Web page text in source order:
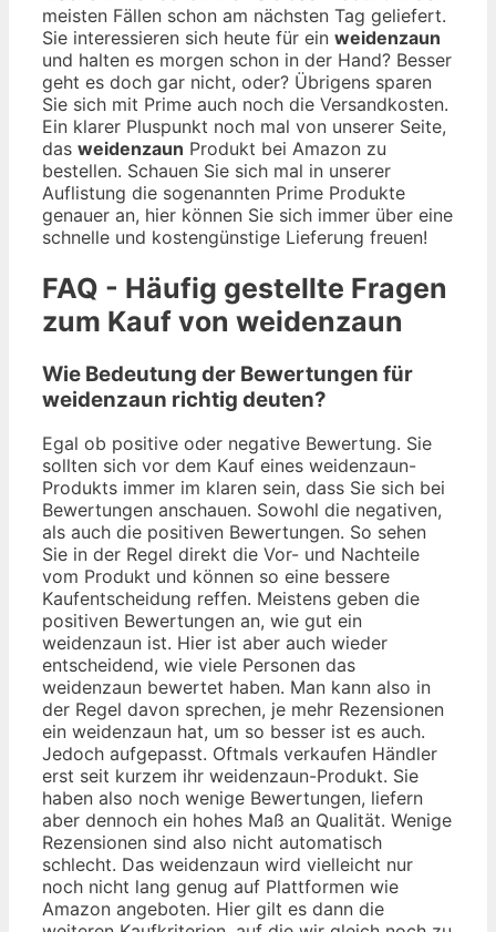
meisten Fällen schon am nächsten Tag geliefert.
Sie interessieren sich heute für ein weidenzaun
und halten es morgen schon in der Hand? Besser
geht es doch gar nicht, oder? Übrigens sparen
Sie sich mit Prime auch noch die Versandkosten.
Ein klarer Pluspunkt noch mal von unserer Seite,
das weidenzaun Produkt bei Amazon zu
bestellen. Schauen Sie sich mal in unserer
Auflistung die sogenannten Prime Produkte
genauer an, hier können Sie sich immer über eine
schnelle und kostengünstige Lieferung freuen!
FAQ - Häufig gestellte Fragen
zum Kauf von weidenzaun
Wie Bedeutung der Bewertungen für
weidenzaun richtig deuten?
Egal ob positive oder negative Bewertung. Sie
sollten sich vor dem Kauf eines weidenzaun-
Produkts immer im klaren sein, dass Sie sich bei
Bewertungen anschauen. Sowohl die negativen,
als auch die positiven Bewertungen. So sehen
Sie in der Regel direkt die Vor- und Nachteile
vom Produkt und können so eine bessere
Kaufentscheidung reffen. Meistens geben die
positiven Bewertungen an, wie gut ein
weidenzaun ist. Hier ist aber auch wieder
entscheidend, wie viele Personen das
weidenzaun bewertet haben. Man kann also in
der Regel davon sprechen, je mehr Rezensionen
ein weidenzaun hat, um so besser ist es auch.
Jedoch aufgepasst. Oftmals verkaufen Händler
erst seit kurzem ihr weidenzaun-Produkt. Sie
haben also noch wenige Bewertungen, liefern
aber dennoch ein hohes Maß an Qualität. Wenige
Rezensionen sind also nicht automatisch
schlecht. Das weidenzaun wird vielleicht nur
noch nicht lang genug auf Plattformen wie
Amazon angeboten. Hier gilt es dann die